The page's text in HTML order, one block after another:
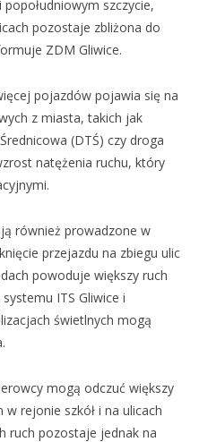
szczycie,
pozostaje zbliżona do
ZDM Gliwice.
pojazdów pojawia się na
z miasta, takich jak
(DTŚ) czy droga
natężenia ruchu, który
również prowadzone w
przejazdu na zbiegu ulic
powoduje większy ruch
ITS Gliwice i
świetlnych mogą
mogą odczuć większy
rejonie szkół i na ulicach
ruch pozostaje jednak na